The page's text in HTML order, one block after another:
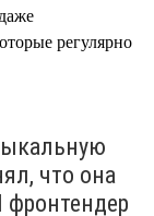
регулярно
что она
фронтендер